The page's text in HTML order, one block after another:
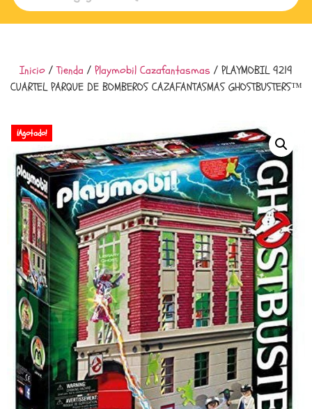
Inicio /Tienda / Playmobil Cazafantasmas / PLAYMOBIL 9219
CUARTEL PARQUE DE BOMBEROS CAZAFANTASMAS GHOSTBUSTERS™
¡Agotado!